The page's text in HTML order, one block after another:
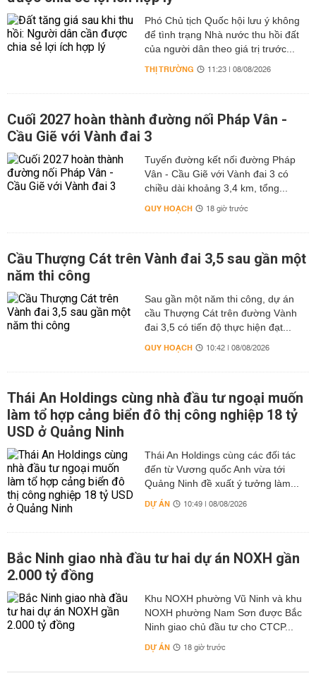
Phó Chủ tịch Quốc hội lưu ý không
để tình trạng Nhà nước thu hồi đất
của người dân theo giá trị trước...
THỊ TRƯỜNG 11:23 | 08/08/2026
Cuối 2027 hoàn thành đường nối Pháp Vân -
Cầu Giẽ với Vành đai 3
Tuyến đường kết nối đường Pháp
Vân - Cầu Giẽ với Vành đai 3 có
chiều dài khoảng 3,4 km, tổng...
QUY HOẠCH 18 giờ trước
Cầu Thượng Cát trên Vành đai 3,5 sau gần một
năm thi công
Sau gần một năm thi công, dự án
cầu Thượng Cát trên đường Vành
đai 3,5 có tiến độ thực hiện đạt...
QUY HOẠCH 10:42 | 08/08/2026
Thái An Holdings cùng nhà đầu tư ngoại muốn
làm tổ hợp cảng biển đô thị công nghiệp 18 tỷ
USD ở Quảng Ninh
Thái An Holdings cùng các đối tác
đến từ Vương quốc Anh vừa tới
Quảng Ninh đề xuất ý tưởng làm...
DỰ ÁN 10:49 | 08/08/2026
Bắc Ninh giao nhà đầu tư hai dự án NOXH gần
2.000 tỷ đồng
Khu NOXH phường Vũ Ninh và khu
NOXH phường Nam Sơn được Bắc
Ninh giao chủ đầu tư cho CTCP...
DỰ ÁN 18 giờ trước